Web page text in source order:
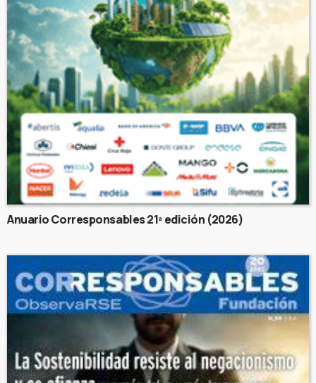
Anuario Corresponsables 21ª edición (2026)